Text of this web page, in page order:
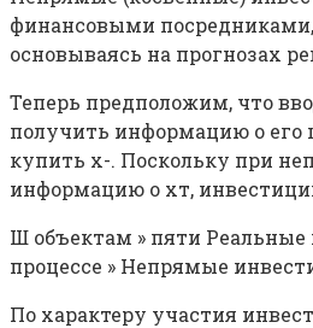
финансовыми
основываясь на прогнозах
Теперь предположим, что
получить информацию о его
купить х-. Поскольку при
информацию о хт,
Ш объектам » пяти
процессе » Непрямые
По характеру участия